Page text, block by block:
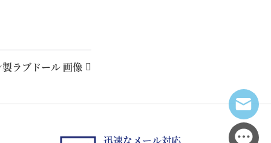
ラブドール 画像